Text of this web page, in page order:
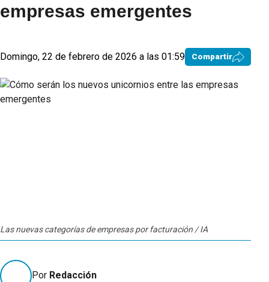
empresas emergentes
Domingo, 22 de febrero de 2026 a las 01:59 Compartir
Las nuevas categorías de empresas por facturación / IA
Por Redacción